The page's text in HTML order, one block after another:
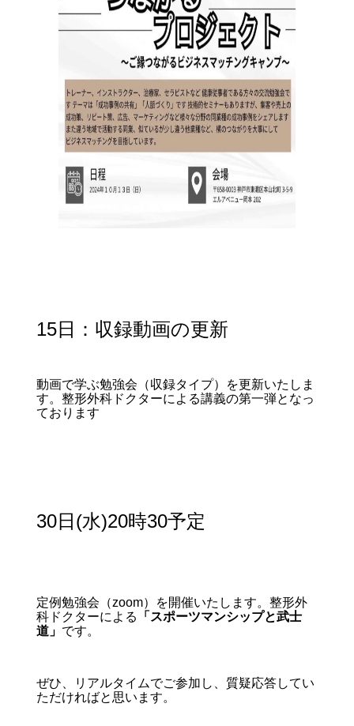
15日：収録動画の更新
動画で学ぶ勉強会（収録タイプ）を更新いたしま
す。整形外科ドクターによる講義の第一弾となっ
ております
30日(水)20時30予定
定例勉強会（zoom）を開催いたします。整形外
科ドクターによる
「スポーツマンシップと武士
道」 です。
ぜひ、リアルタイムでご参加し、質疑応答してい
ただければと思います。